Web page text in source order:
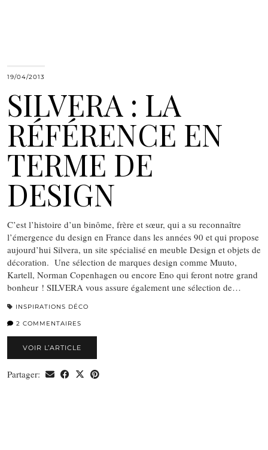
19/04/2013
SILVERA : LA
RÉFÉRENCE EN
TERME DE
DESIGN
C’est l’histoire d’un binôme, frère et sœur, qui a su reconnaître
l’émergence du design en France dans les années 90 et qui propose
aujourd’hui Silvera, un site spécialisé en meuble Design et objets de
décoration. Une sélection de marques design comme Muuto,
Kartell, Norman Copenhagen ou encore Eno qui feront notre grand
bonheur ! SILVERA vous assure également une sélection de…
INSPIRATIONS DÉCO
2 COMMENTAIRES
VOIR L’ARTICLE
Partager: